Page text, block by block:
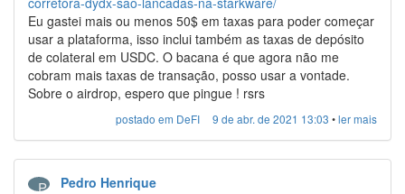
Eu gastei mais ou menos 50$ em taxas para poder começar
usar a plataforma, isso inclui também as taxas de depósito
de colateral em USDC. O bacana é que agora não me
cobram mais taxas de transação, posso usar a vontade.
Sobre o airdrop, espero que pingue ! rsrs
postado em DeFI 9 de abr. de 2021 13:03 •ler mais
P
Pedro Henrique